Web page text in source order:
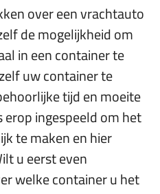
over een vrachtauto
de mogelijkheid om
in een container te
uw container te
tijd en moeite
ingespeeld om het
te maken en hier
u eerst even
welke container u het